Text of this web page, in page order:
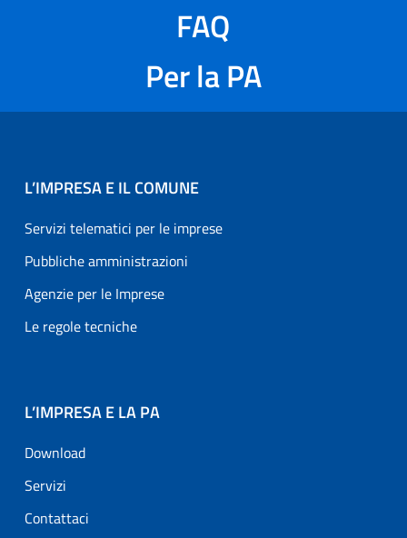
FAQ
Per la PA
L’IMPRESA E IL COMUNE
Servizi telematici per le imprese
Pubbliche amministrazioni
Agenzie per le Imprese
Le regole tecniche
L’IMPRESA E LA PA
Download
Servizi
Contattaci